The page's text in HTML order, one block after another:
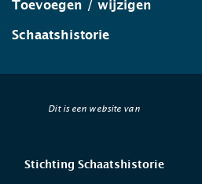
Toevoegen / wijzigen
Schaatshistorie
Dit is een website van
Stichting Schaatshistorie